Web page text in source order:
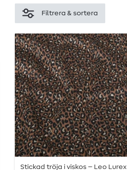
Filtrera & sortera
Stickad tröja i viskos – Leo Lurex